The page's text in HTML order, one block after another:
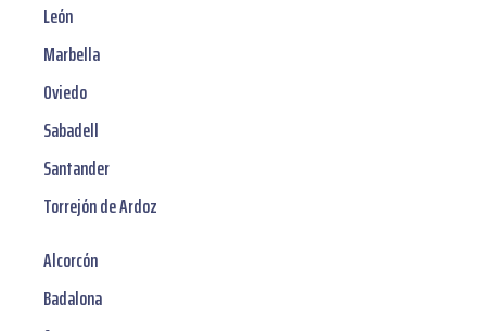
León
Marbella
Oviedo
Sabadell
Santander
Torrejón de Ardoz
Alcorcón
Badalona